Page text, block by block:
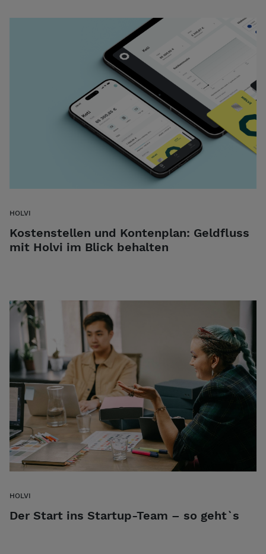
HOLVI
Kostenstellen und Kontenplan: Geldfluss
mit Holvi im Blick behalten
HOLVI
Der Start ins Startup-Team – so geht`s